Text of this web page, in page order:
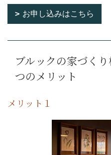
お申し込みはこちら
ブルックの家づく
つのメリット
メリット１